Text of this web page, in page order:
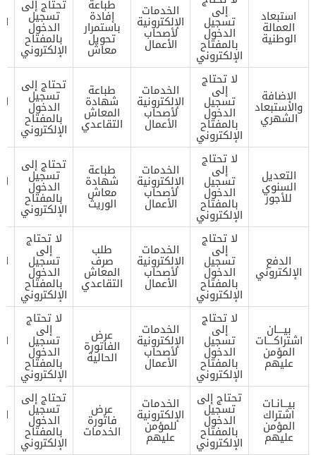
استبعاد
العمالة
الوطنية
إلى
تسجيل
الدخول
بالمفتاح
الإلكتروني
الخدمات
الإلكترونية
لأصحاب
الأعمال
طباعة
إفادة
باستمرار
تحويل
معاش
تحتاج إلى
تسجيل
الدخول
بالمفتاح
الإلكتروني
الإضافة
والاستبعاد
الشهري
لا تحتاج
إلى
تسجيل
الدخول
بالمفتاح
الإلكتروني
الخدمات
الإلكترونية
لأصحاب
الأعمال
طباعة
شهادة
المعاش
التقاعدي
تحتاج إلى
تسجيل
الدخول
بالمفتاح
الإلكتروني
التعديل
السنوي
للأجور
لا تحتاج
إلى
تسجيل
الدخول
بالمفتاح
الإلكتروني
الخدمات
الإلكترونية
لأصحاب
الأعمال
طباعة
شهادة
معاش
الوريث
تحتاج إلى
تسجيل
الدخول
بالمفتاح
الإلكتروني
الدفع
الإلكتروني
لا تحتاج
إلى
تسجيل
الدخول
بالمفتاح
الإلكتروني
الخدمات
الإلكترونية
لأصحاب
الأعمال
طلب
صرف
المعاش
التقاعدي
لا تحتاج
إلى
تسجيل
الدخول
بالمفتاح
الإلكتروني
بيـــان
اشتراكـــات
المؤمن
عليهم
لا تحتاج
إلى
تسجيل
الدخول
بالمفتاح
الإلكتروني
الخدمات
الإلكترونية
لأصحاب
الأعمال
عرض
الفاتورة
الحالية
لا تحتاج
إلى
تسجيل
الدخول
بالمفتاح
الإلكتروني
بيــانـات
اشتراك
المؤمن
عليهم
تحتاج إلى
تسجيل
الدخول
بالمفتاح
الإلكتروني
الخدمات
الإلكترونية
للمؤمن
عليهم
عرض
فاتورة
الخدمات
تحتاج إلى
تسجيل
الدخول
بالمفتاح
الإلكتروني